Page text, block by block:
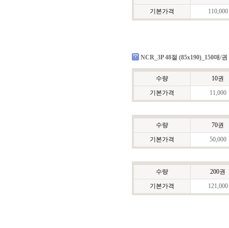
기본가격
110,000
NCR_3P 48절 (85x190)_150매/권
수량
10권
기본가격
11,000
수량
70권
기본가격
50,000
수량
200권
기본가격
121,000